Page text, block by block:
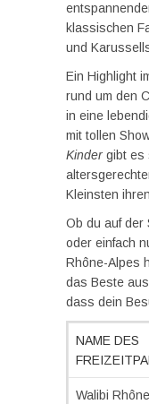
klassischen
und
Ein Highlight
rund um den
in eine
mit tollen
Kinder gibt es
Kleinsten
Ob du auf der
oder einfach
Rhône-Alpes
das Beste
dass dein
NAME DES
Walibi